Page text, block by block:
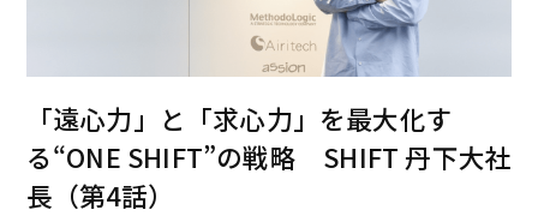
「遠心力」と「求心力」を最大化す
る“ONE SHIFT”の戦略 SHIFT 丹下大社
長（第4話）